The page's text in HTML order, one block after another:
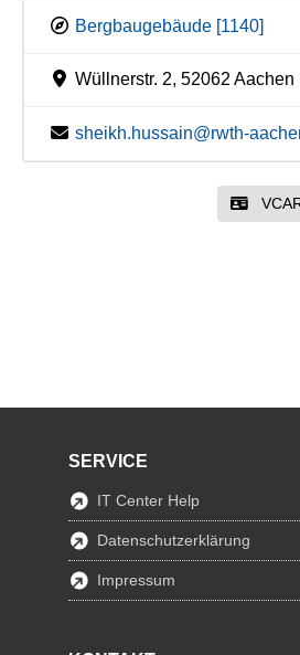
Bergbaugebäude [1140]
Wüllnerstr. 2, 52062 Aachen
sheikh.hussain@rwth-
SERVICE
IT Center Help
Datenschutzerklärung
Impressum